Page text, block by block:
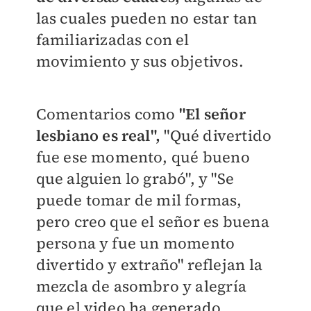
las cuales pueden no estar tan
familiarizadas con el
movimiento y sus objetivos.
Comentarios como "El señor
lesbiano es real", "Qué divertido
fue ese momento, qué bueno
que alguien lo grabó", y "Se
puede tomar de mil formas,
pero creo que el señor es buena
persona y fue un momento
divertido y extraño" reflejan la
mezcla de asombro y alegría